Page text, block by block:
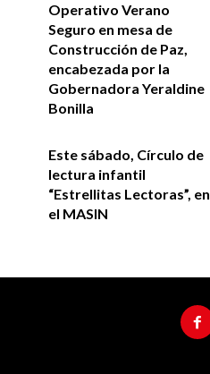
Operativo Verano
Seguro en mesa de
Construcción de Paz,
encabezada por la
Gobernadora Yeraldine
Bonilla
Este sábado, Círculo de
lectura infantil
“Estrellitas Lectoras”, en
el MASIN